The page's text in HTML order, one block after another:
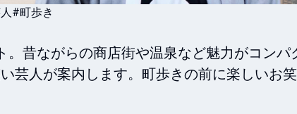
#町歩き
昔ながらの商店街や温泉など魅力がコンパ
芸人が案内します。町歩きの前に楽しいお